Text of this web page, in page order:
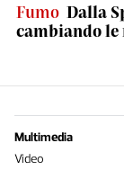
Fumo Dalla
cambiando
Multimedia
Video